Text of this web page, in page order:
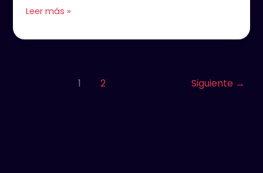
Iván
Leer más »
1 2 Siguiente →